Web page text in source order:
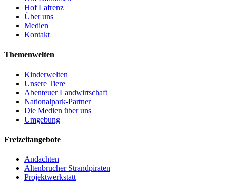
Hof Lafrenz
Über uns
Medien
Kontakt
Themenwelten
Kinderwelten
Unsere Tiere
Abenteuer Landwirtschaft
Nationalpark-Partner
Die Medien über uns
Umgebung
Freizeitangebote
Andachten
Altenbrucher Strandpiraten
Projektwerkstatt